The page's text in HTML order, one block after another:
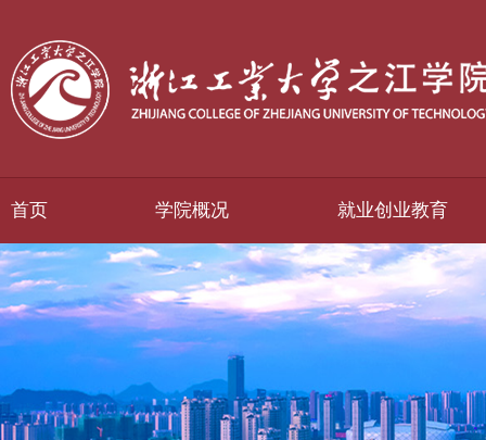
首页 学院概况 就业创业教育